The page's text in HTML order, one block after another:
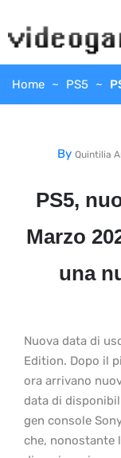
Home PS5
By Quintilia
PS5,
Marzo
una
Nuova data di
Edition. Dopo il
ora arrivano
data di
gen console
che, nonostante